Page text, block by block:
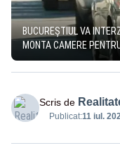
BUCUREȘTIUL VA
MONTA CAMERE
Scris de
Publicat:11 iul.